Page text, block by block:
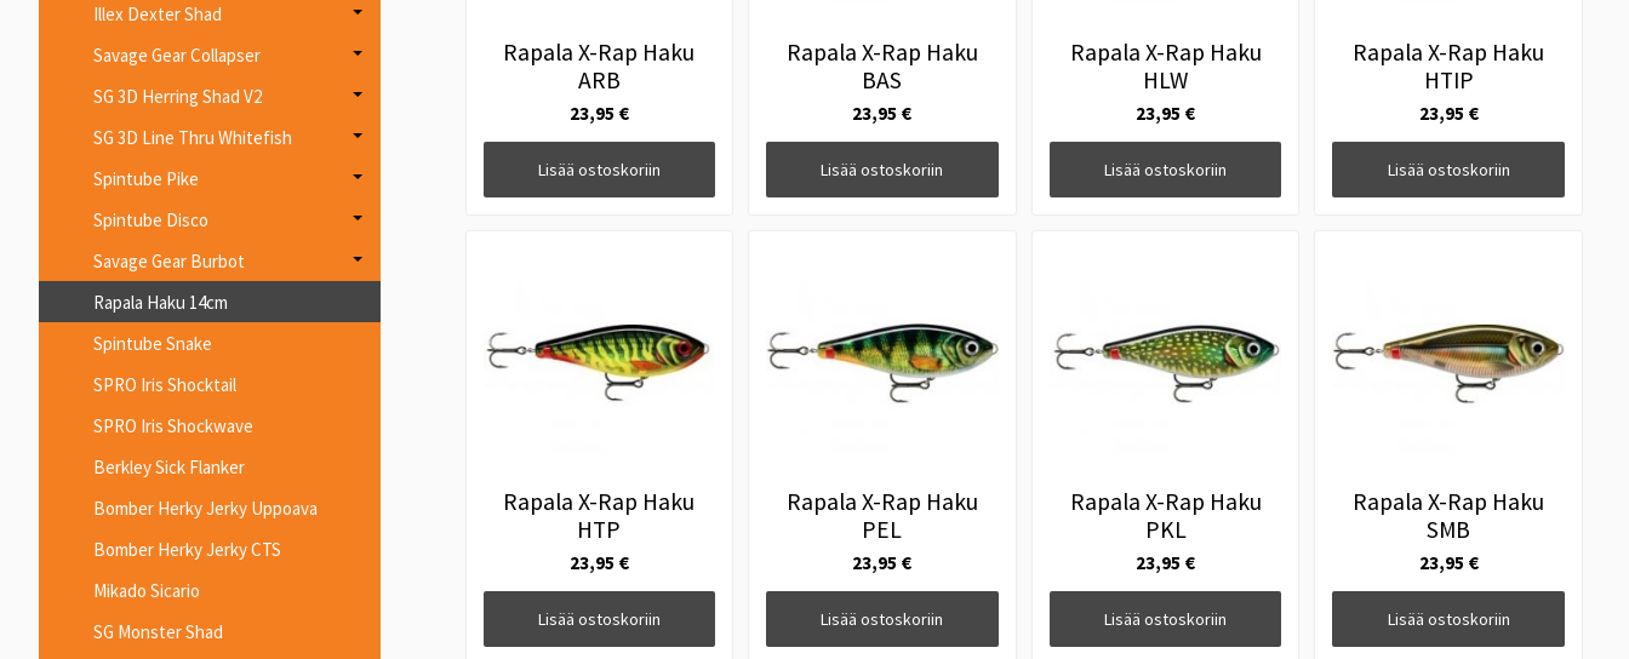
Rapala X-Rap Haku
ARB
23,95 €
Lisää ostoskoriin
Rapala X-Rap Haku
BAS
23,95 €
Lisää ostoskoriin
Rapala X-Rap Haku
HLW
23,95 €
Lisää ostoskoriin
Rapala X-Rap Haku
HTIP
23,95 €
Lisää ostoskoriin
Rapala X-Rap Haku
HTP
23,95 €
Lisää ostoskoriin
Rapala X-Rap Haku
PEL
23,95 €
Lisää ostoskoriin
Rapala X-Rap Haku
PKL
23,95 €
Lisää ostoskoriin
Rapala X-Rap Haku
SMB
23,95 €
Lisää ostoskoriin
Illex Dexter Shad
Savage Gear Collapser
SG 3D Herring Shad V2
SG 3D Line Thru Whitefish
Spintube Pike
Spintube Disco
Savage Gear Burbot
Rapala Haku 14cm
Spintube Snake
SPRO Iris Shocktail
SPRO Iris Shockwave
Berkley Sick Flanker
Bomber Herky Jerky Uppoava
Bomber Herky Jerky CTS
Mikado Sicario
SG Monster Shad